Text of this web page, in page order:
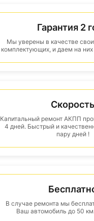
Гарантия 2
Мы уверены в качестве
комплектующих, и даем на них
Скорость
Капитальный ремонт АКПП
4 дней. Быстрый и
пару дней !
В случае ремонта мы
Ваш автомобиль до 50